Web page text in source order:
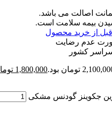
اصالت می باشد.
بیمه سلامت است.
از خرید محصول
عدم رضایت
کشور
1,800,000
جکوینز گودنس مشکی